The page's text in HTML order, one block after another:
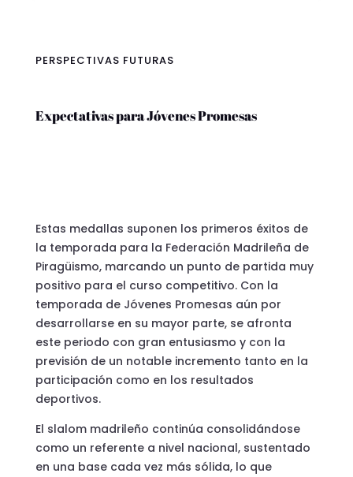
PERSPECTIVAS FUTURAS
Expectativas para Jóvenes Promesas
Estas medallas suponen los primeros éxitos de
la temporada para la Federación Madrileña de
Piragüismo, marcando un punto de partida muy
positivo para el curso competitivo. Con la
temporada de Jóvenes Promesas aún por
desarrollarse en su mayor parte, se afronta
este periodo con gran entusiasmo y con la
previsión de un notable incremento tanto en la
participación como en los resultados
deportivos.
El slalom madrileño continúa consolidándose
como un referente a nivel nacional, sustentado
en una base cada vez más sólida, lo que